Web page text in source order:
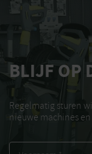
BLIJF OP
Regelmatig sturen
nieuwe machines